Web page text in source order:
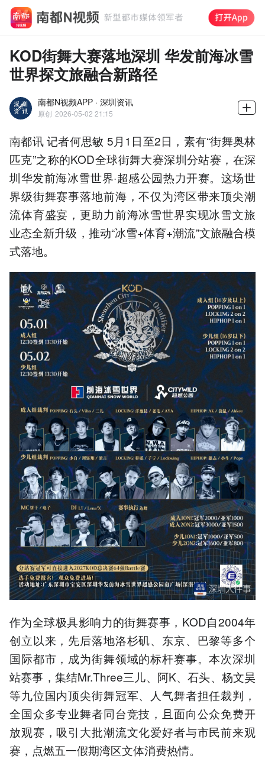
KOD街舞大赛落地深圳 华发前海冰雪
世界探文旅融合新路径
南都N视频APP · 深圳资讯
原创 2026-05-02 21:15
南都讯 记者何思敏 5月1日至2日，素有“街舞奥林
匹克”之称的KOD全球街舞大赛深圳分站赛，在深
圳华发前海冰雪世界·超感公园热力开赛。这场世
界级街舞赛事落地前海，不仅为湾区带来顶尖潮
流体育盛宴，更助力前海冰雪世界实现冰雪文旅
业态全新升级，推动“冰雪+体育+潮流”文旅融合模
式落地。
作为全球极具影响力的街舞赛事，KOD自2004年
创立以来，先后落地洛杉矶、东京、巴黎等多个
国际都市，成为街舞领域的标杆赛事。本次深圳
站赛事，集结Mr.Three三儿、阿K、石头、杨文昊
等九位国内顶尖街舞冠军、人气舞者担任裁判，
全国众多专业舞者同台竞技，且面向公众免费开
放观赛，吸引大批潮流文化爱好者与市民前来观
赛，点燃五一假期湾区文体消费热情。